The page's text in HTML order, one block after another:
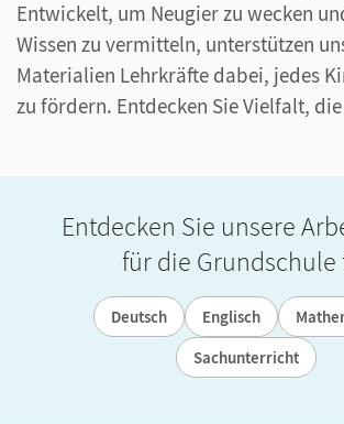
Entwickelt, um Neugier zu wecken
Wissen zu vermitteln, unterstützen
Materialien Lehrkräfte dabei, jedes
zu fördern. Entdecken Sie Vielfalt,
Entdecken Sie unsere
für die Grundschule
Deutsch Englisch
Sachunterricht